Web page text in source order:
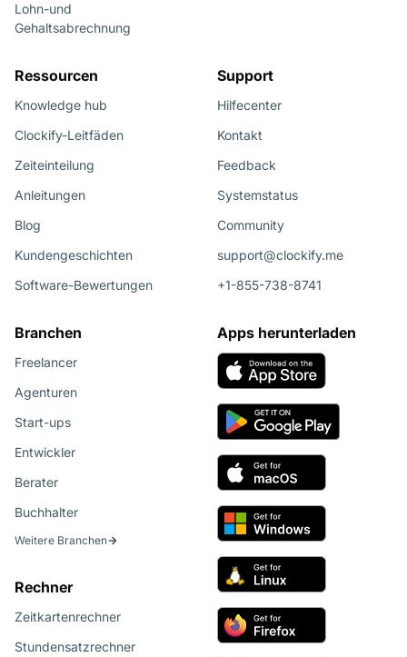
Lohn-und
Gehaltsabrechnung
Ressourcen
Knowledge hub
Clockify-Leitfäden
Zeiteinteilung
Anleitungen
Blog
Kundengeschichten
Software-Bewertungen
Branchen
Freelancer
Agenturen
Start-ups
Entwickler
Berater
Buchhalter
Weitere Branchen
Rechner
Zeitkartenrechner
Stundensatzrechner
Support
Hilfecenter
Kontakt
Feedback
Systemstatus
Community
support@clockify.me
+1-855-738-8741
Apps herunterladen